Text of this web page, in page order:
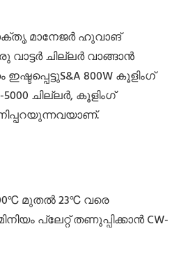
മാനേജർ ഹുവാങ്
ചില്ലർ വാങ്ങാൻ
800W കൂളിംഗ്
ചില്ലർ, കൂളിംഗ്